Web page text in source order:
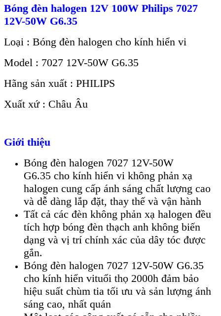
Bóng đèn halogen 12V 100W Philips 7027
12V-50W G6.35
Loại : Bóng đèn halogen cho kính hiển vi
Model : 7027 12V-50W G6.35
Hãng sản xuất : PHILIPS
Xuất xứ : Châu Âu
Giới thiệu
Bóng đèn halogen 7027 12V-50W
G6.35 cho kính hiển vi không phản xạ
halogen cung cấp ánh sáng chất lượng cao
và dễ dàng lắp đặt, thay thế và vận hành
Tất cả các đèn không phản xạ halogen đều
tích hợp bóng đèn thạch anh không biến
dạng và vị trí chính xác của dây tóc được
gắn.
Bóng đèn halogen 7027 12V-50W G6.35
cho kính hiển vituổi thọ 2000h đảm bảo
hiệu suất chùm tia tối ưu và sản lượng ánh
sáng cao, nhất quán